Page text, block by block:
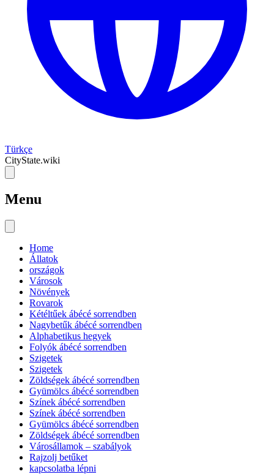
Türkçe
CityState.wiki
Menu
Home
Állatok
országok
Városok
Növények
Rovarok
Kétéltűek ábécé sorrendben
Nagybetűk ábécé sorrendben
Alphabetikus hegyek
Folyók ábécé sorrendben
Szigetek
Szigetek
Zöldségek ábécé sorrendben
Gyümölcs ábécé sorrendben
Színek ábécé sorrendben
Színek ábécé sorrendben
Gyümölcs ábécé sorrendben
Zöldségek ábécé sorrendben
Városállamok – szabályok
Rajzolj betűket
kapcsolatba lépni